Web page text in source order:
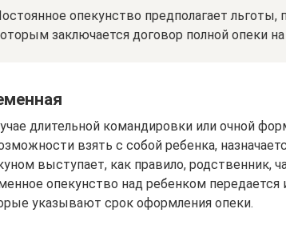
опекунство предполагает льготы,
заключается договор полной опеки
длительной командировки или очной
взять с собой ребенка,
выступает, как правило, родственник,
опекунство над ребенком
указывают срок оформления опеки.